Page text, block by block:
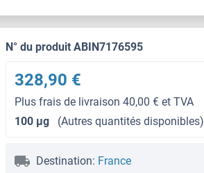
N° du produit ABIN7176595
328,90 €
Plus frais de livraison 40,00 € et TVA
100 μg
(Autres quantités disponibles)
Destination: France